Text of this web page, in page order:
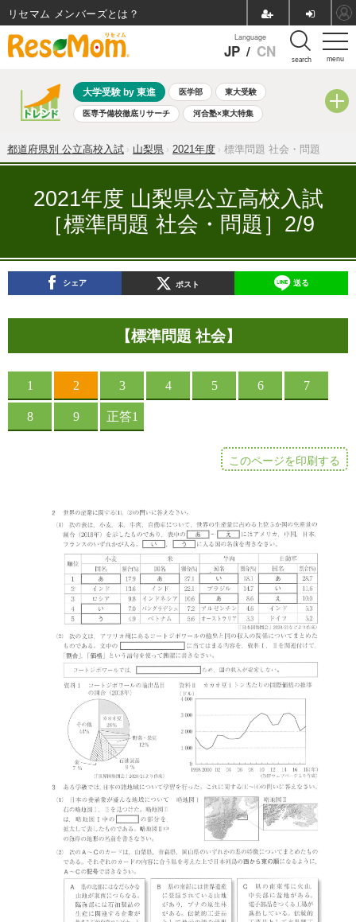
menu
Language
JP / CN search
大学受験 by 東進 医学部 東大受験
医専予備校徹底リサーチ 河合塾×東大特集
共通テスト 夏休み 8月開催学校説明会・相談会
自由研究教材（小学生向け） 自由研究教材（中学生向け）
ランキング
都道府県別 公立高校入試 山梨県 2021年度 標準問題 社会・問題
2021年度 山梨県公立高校入試
［標準問題 社会・問題］2/9
シェア ポスト 送る
【標準問題 社会】
このページを印刷する
リセマム メンバーズ